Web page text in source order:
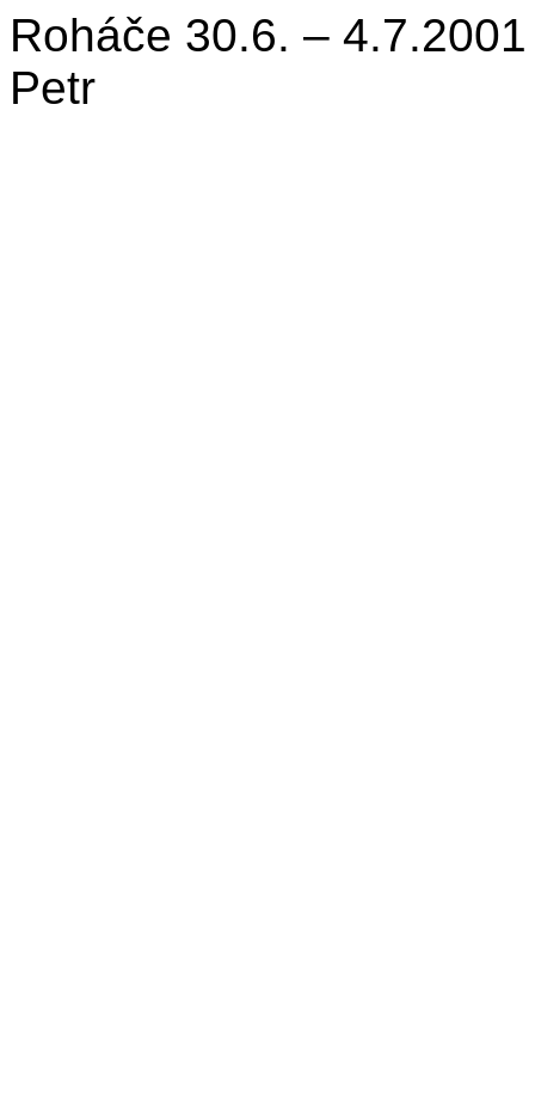
Roháče 30.6. – 4.7.2001
Petr